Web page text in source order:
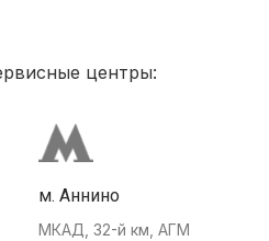
центры:
м. Аннино
МКАД, 32-й км, АГМ